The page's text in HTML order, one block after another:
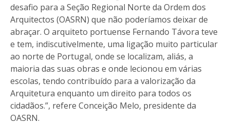
desafio para a Seção Regional Norte da Ordem dos
Arquitectos (OASRN) que não poderíamos deixar de
abraçar. O arquiteto portuense Fernando Távora teve
e tem, indiscutivelmente, uma ligação muito particular
ao norte de Portugal, onde se localizam, aliás, a
maioria das suas obras e onde lecionou em várias
escolas, tendo contribuído para a valorização da
Arquitetura enquanto um direito para todos os
cidadãos.”, refere Conceição Melo, presidente da
OASRN.